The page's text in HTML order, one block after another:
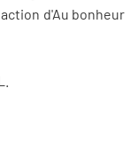
d'Au bonheur